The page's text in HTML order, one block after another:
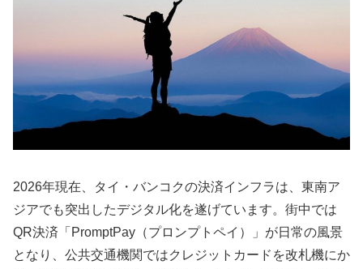
2026年現在、タイ・バンコクの決済インフラは、東南ア
ジアでも突出したデジタル化を遂げています。街中では
QR決済「PromptPay（プロンプトペイ）」が日常の風景
となり、公共交通機関ではクレジットカードを改札機にか